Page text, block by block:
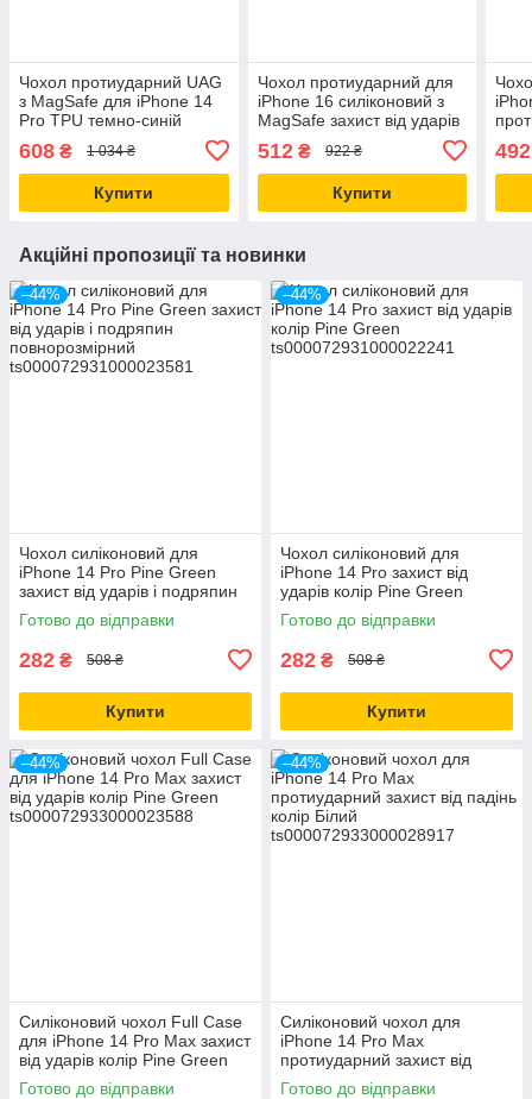
Чохол протиударний UAG
з MagSafe для iPhone 14
Pro TPU темно-синій
захист від ударів і вологи
608 ₴ 1 034 ₴
Купити
Чохол протиударний для
iPhone 16 силіконовий з
MagSafe захист від ударів
512₴ 922 ₴
Купити
492
Акційні пропозиції та новинки
–44%
Чохол силіконовий для
iPhone 14 Pro Pine Green
захист від ударів і подряпин
повнорозмірний
Готово до відправки
282 ₴ 508 ₴
Купити
–44%
Чохол силіконовий для
iPhone 14 Pro захист від
ударів колір Pine Green
Готово до відправки
282 ₴ 508 ₴
Купити
–44%
Силіконовий чохол Full Case
для iPhone 14 Pro Max захист
від ударів колір Pine Green
Готово до відправки
–44%
Силіконовий чохол для
iPhone 14 Pro Max
протиударний захист від
падінь колір Білий
Готово до відправки